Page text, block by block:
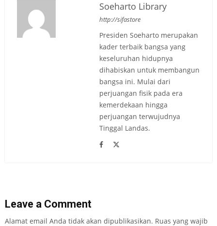
Soeharto Library
http://sifastore
Presiden Soeharto merupakan
kader terbaik bangsa yang
keseluruhan hidupnya
dihabiskan untuk membangun
bangsa ini. Mulai dari
perjuangan fisik pada era
kemerdekaan hingga
perjuangan terwujudnya
Tinggal Landas.
Leave a Comment
Alamat email Anda tidak akan dipublikasikan. Ruas yang wajib